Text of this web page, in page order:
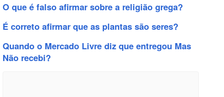
O que é falso afirmar sobre a religião grega?
É correto afirmar que as plantas são seres?
Quando o Mercado Livre diz que entregou Mas
Não recebi?